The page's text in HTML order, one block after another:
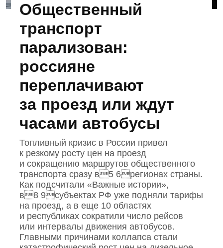
Общественный
транспорт
парализован:
россияне
переплачивают
за проезд или ждут
часами автобусы
Топливный кризис в России привел
к резкому росту цен на проезд
и сокращению маршрутов общественного
транспорта сразу в5 6регионах страны.
Как подсчитали «Важные истории»,
в8 9субъектах РФ уже подняли тарифы
на проезд, а в еще 10 областях
и республиках сократили число рейсов
или интервалы движения автобусов.
Главными причинами коллапса стали